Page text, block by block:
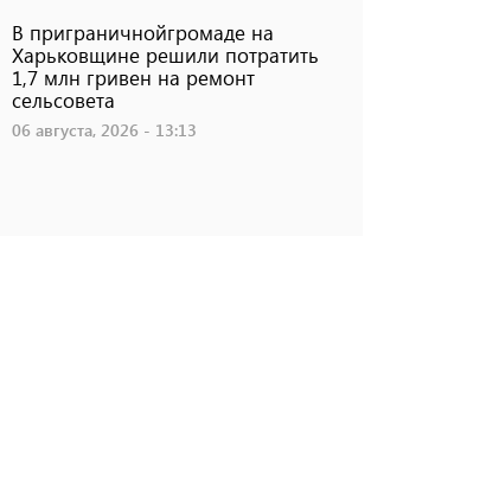
В приграничнойгромаде на
Харьковщине решили потратить
1,7 млн ​​гривен на ремонт
сельсовета
06 августа, 2026 - 13:13